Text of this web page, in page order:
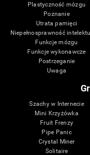
Plastyczność mózgu
Poznanie
Utrata pamięci
Niepełnosprawność
Funkcje mózgu
Funkcje wykonawcze
Postrzeganie
Uwaga
Szachy w Internecie
Mini Krzyżówka
Fruit Frenzy
Pipe Panic
Crystal Miner
Solitaire